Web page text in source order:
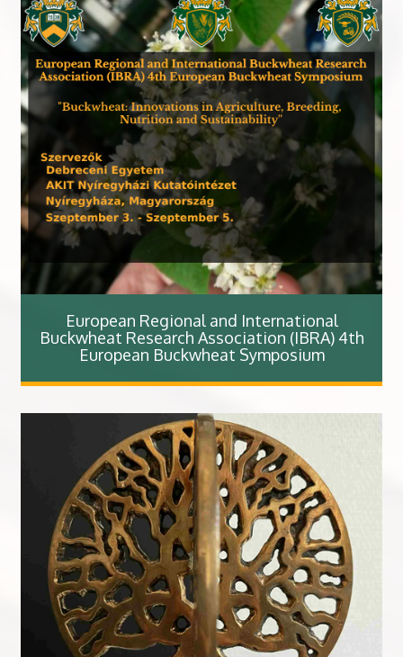
European Regional and International
Buckwheat Research Association (IBRA) 4th
European Buckwheat Symposium​